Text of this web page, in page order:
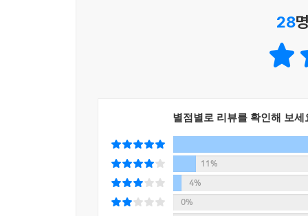
주재료별 요리 표와 식단표를 참고하여 더욱 효율
분들의 고민을 해결하면서 얻은 경험까지 QnA로
분들을 위해 참고할 수 있는 식단표까지 있습니
가질 수 있을 것입니다!
28
별점별로 리뷰를 확인해 보세
11%
4%
0%